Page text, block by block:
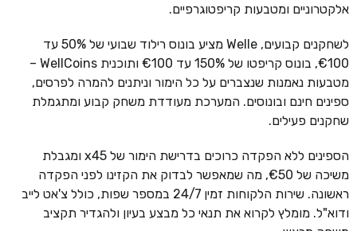
אלקטרוניים ומטבעות קריפטוגרפיים.
לשחקנים קבועים, Welle מציע בונוס רילוד שבועי של 50% עד
€100, בונוס קריפטו של 150% עד €100 ותוכנית WellCoins –
מטבעות נאמנות שנצברים על כל הימור וניתנים להמרה לפרסים,
ספינים חינם ובונוסים. המערכת מעודדת משחק קבוע ומתגמלת
שחקנים פעילים.
הספינים ללא הפקדה כרוכים בדרישת הימור של x45 ומגבלת
משיכה של €50, מה שמאפשר לבדוק את הקזינו לפני הפקדה
ראשונה. שירות הלקוחות זמין 24/7 במספר שפות, כולל צ'אט לייב
ודוא"ל. מומלץ לקרוא את תנאי כל מבצע בעיון ולהגדיר תקציב